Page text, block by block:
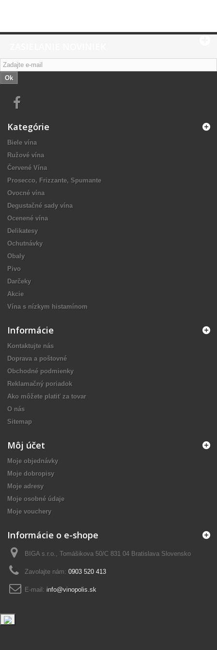
Ok
Kategórie
Biele vína
Ružové vína
Červené Vína
Prosecco, Frizzante, Spumante
Ovocné vína
Degustačné sady vína
Ocenené vína
Delikatesy
Ochutnávky
Obaly
Pivo
Darčeky
Akcie
Vína s nízkym histamínom
Informácie
Kontaktujte nás
Doprava a poštovné
Obchodné podmienky
Reklamačný poriadok
Ako môžete platiť za tovar
O nás
Sitemap
Môj účet
Moje objednávky
Moje dobropisy
Moje adresy
Moje osobné údaje
Moje vouchery
Informácie o e-shope
BIGA s.r.o., Tomášikova 50/C 831 04 Bratislava Slovensko
Zavolajte nám: 0903 520 413
E-mail: info@vinopolis.sk